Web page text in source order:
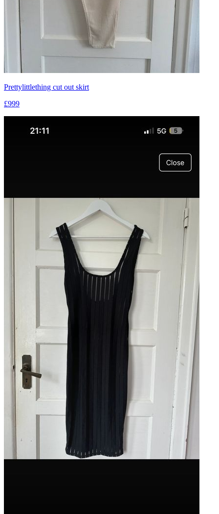
Prettylittlething cut out skirt
£999